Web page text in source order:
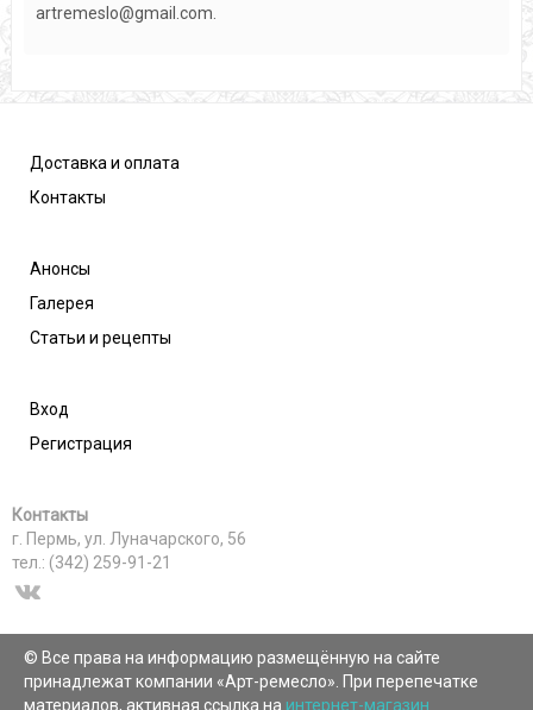
artremeslo@gmail.com.
Доставка и оплата
Контакты
Анонсы
Галерея
Статьи и рецепты
Вход
Регистрация
Контакты
г. Пермь, ул. Луначарского, 56
тел.: (342) 259-91-21
© Все права на информацию размещённую на сайте
принадлежат компании «Арт-ремесло». При перепечатке
материалов, активная ссылка на интернет-магазин